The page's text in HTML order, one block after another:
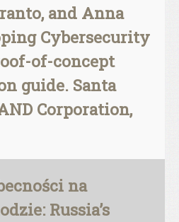
and Anna
Cybersecurity
of-concept
guide. Santa
Corporation,
na
Russia’s